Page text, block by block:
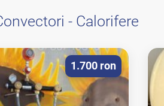
- Calorifere
1.700 ron